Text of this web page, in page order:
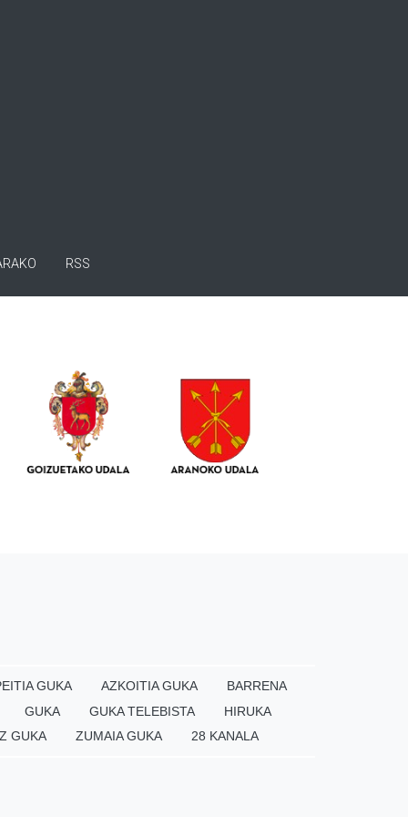
RSS
GUKA AZKOITIA GUKA
BARRENA
GUKA GUKA TELEBISTA
HIRUKA
GUKA ZUMAIA GUKA 28 KANALA